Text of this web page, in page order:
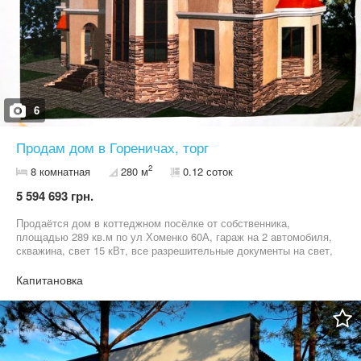
зони відпочинку, басейну або барбекю Локація: Будинок
розташований у тихому та зеленому місці поруч із лісом та
озером. Водночас у декількох хвилинах їзди знаходяться:
Мегамаркет Сільпо АТБ McDonald's інші об'єкти необхідної
інфраструктури Додаткові переваги: Дизайн-проєкт інтер'єру в
подарунок Можливість виконання ремонту під ключ
Обґрунтований торг для реального покупця Цей будинок
створений для тих, хто хоче жити в оточенні природи, не
відмовляючись від комфорту сучасного життя та близькості до
6
Продам дом в Гореничах, торг
8 комнатная 280 м2 0.12 соток
5 594 693 грн.
Продаётся дом в коттеджном посёлке от собственника,
площадью 289 кв.м по ул Хоменко 60А, гараж на 2 автомобиля,
скважина, свет 15 кВт, все разрешительные документы на свет,
Капитановка